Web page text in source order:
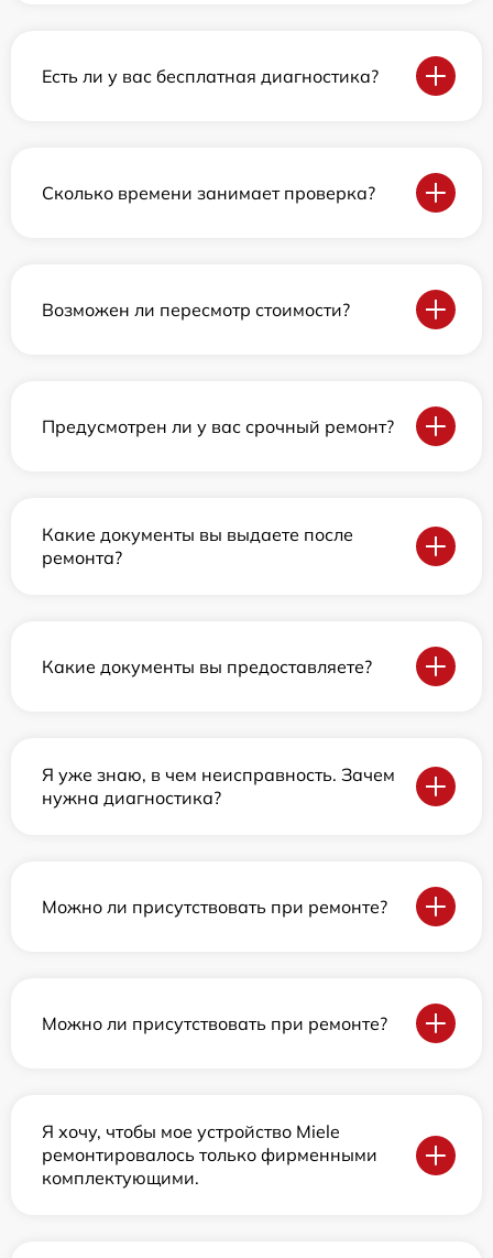
Есть ли у вас бесплатная диагностика?
Сколько времени занимает проверка?
Возможен ли пересмотр стоимости?
Предусмотрен ли у вас срочный ремонт?
Какие документы вы выдаете после
ремонта?
Какие документы вы предоставляете?
Я уже знаю, в чем неисправность. Зачем
нужна диагностика?
Можно ли присутствовать при ремонте?
Можно ли присутствовать при ремонте?
Я хочу, чтобы мое устройство Miele
ремонтировалось только фирменными
комплектующими.